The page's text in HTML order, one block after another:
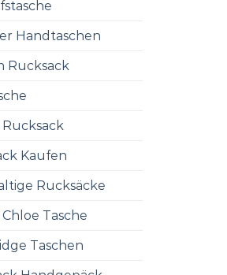
Handtaschen
Rucksack
Kaufen
Rucksäcke
Tasche
Taschen